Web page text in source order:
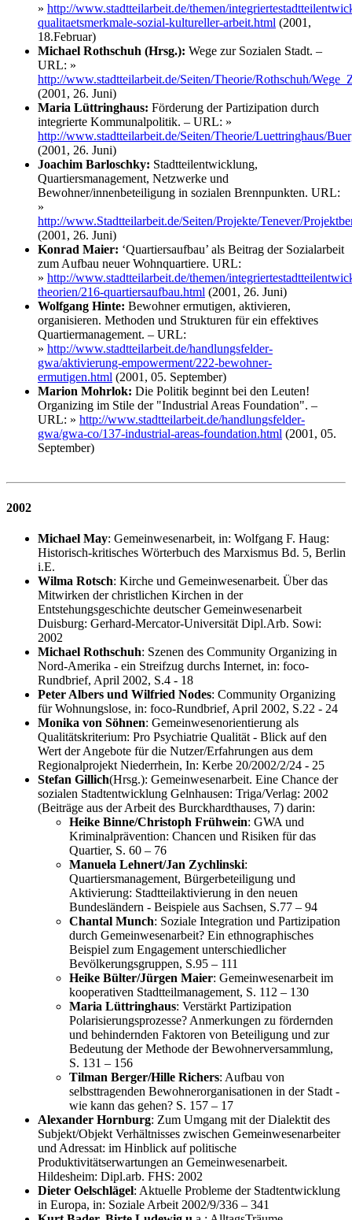
» http://www.stadtteilarbeit.de/themen/
qualitaetsmerkmale-sozial-kultureller-arbeit.html (2001,
18.Februar)
Michael Rothschuh (Hrsg.): Wege zur Sozialen Stadt. –
URL: »
http://www.stadtteilarbeit.de/Seiten/Theorie/Rothschuh/
(2001, 26. Juni)
Maria Lüttringhaus: Förderung der Partizipation durch
integrierte Kommunalpolitik. – URL: »
http://www.stadtteilarbeit.de/Seiten/Theorie/Luettringhaus/
(2001, 26. Juni)
Joachim Barloschky: Stadtteilentwicklung,
Quartiersmanagement, Netzwerke und
Bewohner/innenbeteiligung in sozialen Brennpunkten. URL:
»
http://www.Stadtteilarbeit.de/Seiten/Projekte/Tenever/
(2001, 26. Juni)
Konrad Maier: ‘Quartiersaufbau’ als Beitrag der Sozialarbeit
zum Aufbau neuer Wohnquartiere. URL:
» http://www.stadtteilarbeit.de/themen/
theorien/216-quartiersaufbau.html (2001, 26. Juni)
Wolfgang Hinte: Bewohner ermutigen, aktivieren,
organisieren. Methoden und Strukturen für ein effektives
Quartiermanagement. – URL:
» http://www.stadtteilarbeit.de/handlungsfelder-
gwa/aktivierung-empowerment/222-bewohner-
ermutigen.html (2001, 05. September)
Marion Mohrlok: Die Politik beginnt bei den Leuten!
Organizing im Stile der "Industrial Areas Foundation". –
URL: » http://www.stadtteilarbeit.de/handlungsfelder-
gwa/gwa-co/137-industrial-areas-foundation.html (2001, 05.
September)
2002
Michael May: Gemeinwesenarbeit, in: Wolfgang F. Haug:
Historisch-kritisches Wörterbuch des Marxismus Bd. 5, Berlin
i.E.
Wilma Rotsch: Kirche und Gemeinwesenarbeit. Über das
Mitwirken der christlichen Kirchen in der
Entstehungsgeschichte deutscher Gemeinwesenarbeit
Duisburg: Gerhard-Mercator-Universität Dipl.Arb. Sowi:
2002
Michael Rothschuh: Szenen des Community Organizing in
Nord-Amerika - ein Streifzug durchs Internet, in: foco-
Rundbrief, April 2002, S.4 - 18
Peter Albers und Wilfried Nodes: Community Organizing
für Wohnungslose, in: foco-Rundbrief, April 2002, S.22 - 24
Monika von Söhnen: Gemeinwesenorientierung als
Qualitätskriterium: Pro Psychiatrie Qualität - Blick auf den
Wert der Angebote für die Nutzer/Erfahrungen aus dem
Regionalprojekt Niederrhein, In: Kerbe 20/2002/2/24 - 25
Stefan Gillich(Hrsg.): Gemeinwesenarbeit. Eine Chance der
sozialen Stadtentwicklung Gelnhausen: Triga/Verlag: 2002
(Beiträge aus der Arbeit des Burckhardthauses, 7) darin:
Heike Binne/Christoph Frühwein: GWA und
Kriminalprävention: Chancen und Risiken für das
Quartier, S. 60 – 76
Manuela Lehnert/Jan Zychlinski:
Quartiersmanagement, Bürgerbeteiligung und
Aktivierung: Stadtteilaktivierung in den neuen
Bundesländern - Beispiele aus Sachsen, S.77 – 94
Chantal Munch: Soziale Integration und Partizipation
durch Gemeinwesenarbeit? Ein ethnographisches
Beispiel zum Engagement unterschiedlicher
Bevölkerungsgruppen, S.95 – 111
Heike Bülter/Jürgen Maier: Gemeinwesenarbeit im
kooperativen Stadtteilmanagement, S. 112 – 130
Maria Lüttringhaus: Verstärkt Partizipation
Polarisierungsprozesse? Anmerkungen zu fördernden
und behindernden Faktoren von Beteiligung und zur
Bedeutung der Methode der Bewohnerversammlung,
S. 131 – 156
Tilman Berger/Hille Richers: Aufbau von
selbsttragenden Bewohnerorganisationen in der Stadt -
wie kann das gehen? S. 157 – 17
Alexander Hornburg: Zum Umgang mit der Dialektit des
Subjekt/Objekt Verhältnisses zwischen Gemeinwesenarbeiter
und Adressat: im Hinblick auf politische
Produktivitätserwartungen an Gemeinwesenarbeit.
Hildesheim: Dipl.arb. FHS: 2002
Dieter Oelschlägel: Aktuelle Probleme der Stadtentwicklung
in Europa, in: Soziale Arbeit 2002/9/336 – 341